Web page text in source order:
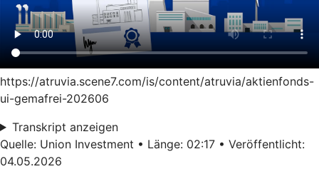
https://atruvia.scene7.com/is/content/atruvia/aktienfonds-
ui-gemafrei-202606
Transkript anzeigen
Quelle: Union Investment • Länge: 02:17 • Veröffentlicht:
04.05.2026